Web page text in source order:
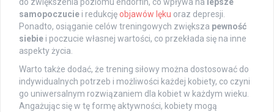
samopoczucie i redukcjęobjawów lęku oraz depresji.
Ponadto, osiąganie celów treningowych zwiększa pewność
siebie i poczucie własnej wartości, co przekłada się na inne
aspekty życia.
Warto także dodać, że trening siłowy można dostosować do
indywidualnych potrzeb i możliwości każdej kobiety, co czyni
go uniwersalnym rozwiązaniem dla kobiet w każdym wieku.
Angażując się w tę formę aktywności, kobiety mogą